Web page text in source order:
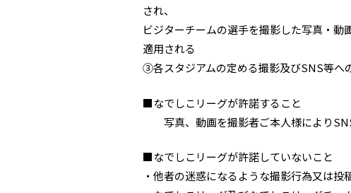
され、
ビジターチームの選手を撮影した写真・
適用される
③各スタジアムの定める撮影及びSNS等へ
■なでしこリーグが許諾すること
写真、動画を撮影者ご本人様により
■なでしこリーグが許諾していないこと
・他者の迷惑になるような撮影行為又は投